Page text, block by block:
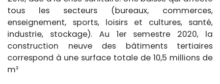
tous les secteurs (bureaux, commerces,
enseignement, sports, loisirs et cultures, santé,
industrie, stockage). Au 1er semestre 2020, la
construction neuve des bâtiments tertiaires
correspond à une surface totale de 10,5 millions de
m²